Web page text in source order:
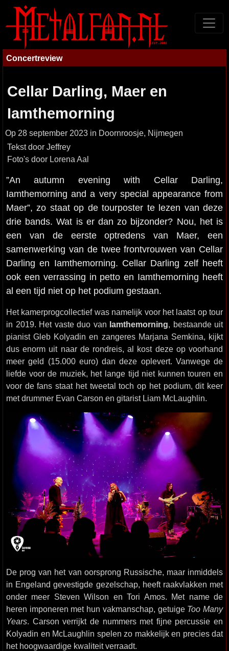
Concertreview
Cellar Darling, Maer en
Iamthemorning
Op 28 september 2023 in Doornroosje, Nijmegen
Tekst door Jeffrey
Foto's door Lorena Aal
”An autumn evening with Cellar Darling,
Iamthemorning and a very special appearance from
Maer”, zo staat op de tourposter te lezen van deze
drie bands. Wat is er dan zo bijzonder? Nou, het is
een van de eerste optredens van Maer, een
samenwerking van de twee frontvrouwen van Cellar
Darling en Iamthemorning. Cellar Darling zelf heeft
ook een verrassing in petto en Iamthemorning heeft
al een tijd niet op het podium gestaan.
Het kamerprogcollectief was namelijk voor het laatst op tour
in 2019. Het vaste duo van Iamthemorning, bestaande uit
pianist Gleb Kolyadin en zangeres Marjana Semkina, kijkt
dus enorm uit naar de rondreis, al kost deze op voorhand
meer geld (15.000 euro) dan deze oplevert. Vanwege de
liefde voor de muziek, het lange tijd niet kunnen touren en
voor de fans staat het tweetal toch op het podium, dit keer
met drummer Evan Carson en gitarist Liam McLaughlin.
De prog van het van oorsprong Russische, maar inmiddels
in Engeland gevestigde gezelschap, heeft raakvlakken met
onder meer Steven Wilson en Tori Amos. Met name de
heren imponeren met hun vakmanschap, getuige Too Many
Years. Carson verrijkt de nummers met fijne percussie en
Kolyadin en McLaughlin spelen zo makkelijk en precies dat
het hoogwaardige kwaliteit verraadt.